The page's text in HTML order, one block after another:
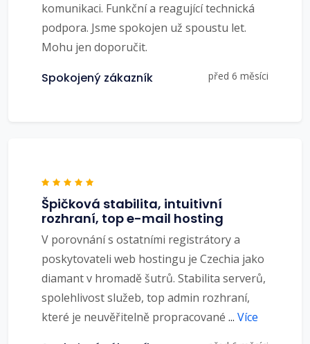
komunikaci. Funkční a reagující technická
podpora. Jsme spokojen už spoustu let.
Mohu jen doporučit.
Spokojený zákazník před 6 měsíci
Špičková stabilita, intuitivní
rozhraní, top e-mail hosting
V porovnání s ostatními registrátory a
poskytovateli web hostingu je Czechia jako
diamant v hromadě šutrů. Stabilita serverů,
spolehlivost služeb, top admin rozhraní,
které je neuvěřitelně propracované ... Více